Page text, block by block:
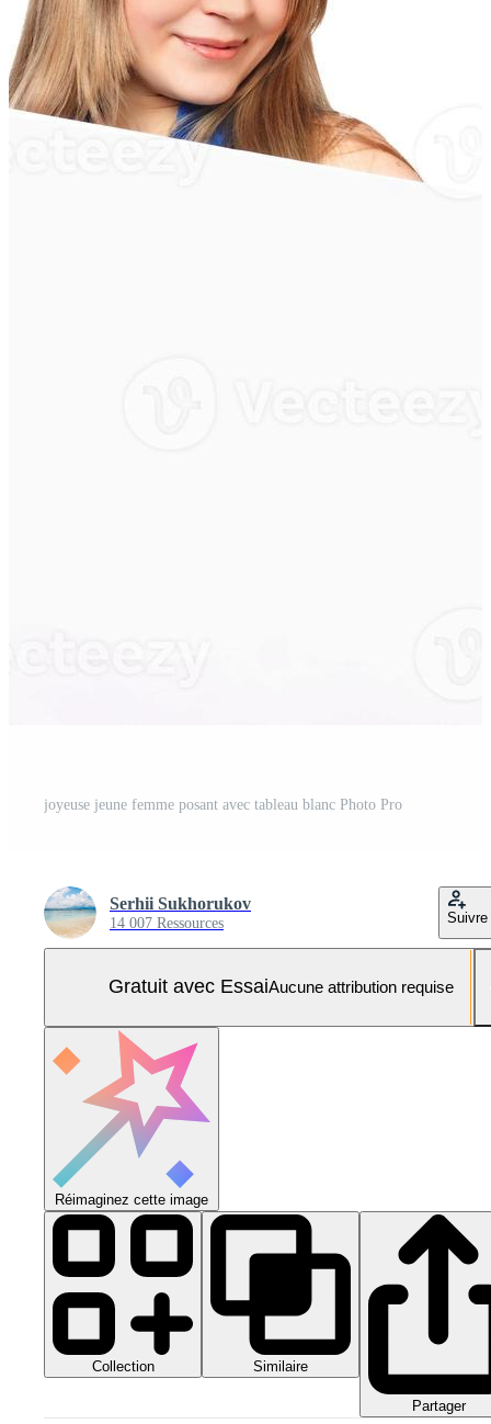
joyeuse jeune femme posant avec tableau blanc Photo Pro
Serhii Sukhorukov
14 007 Ressources Suivre
Gratuit avec EssaiAucune attribution requise
Réimaginez cette image
Collection Similaire
Partager